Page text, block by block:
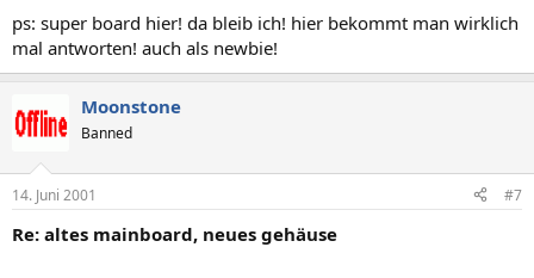
ps: super board hier! da bleib ich! hier bekommt man wirklich
mal antworten! auch als newbie!
Moonstone
Banned
14. Juni 2001 #7
Re: altes mainboard, neues gehäuse